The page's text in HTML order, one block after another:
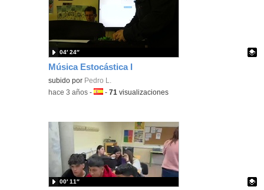
Música Estocástica I
Contenido educativo.
subido por Pedro L.
04′ 24″
-hace 3 años -Idioma:
-71 visualizaciones
00′ 11″